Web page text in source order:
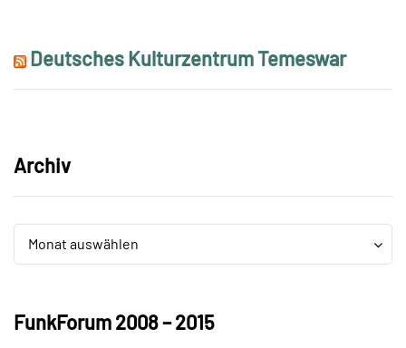
Deutsches Kulturzentrum Temeswar
Archiv
Archiv
Monat auswählen
Archiv
FunkForum 2008 – 2015